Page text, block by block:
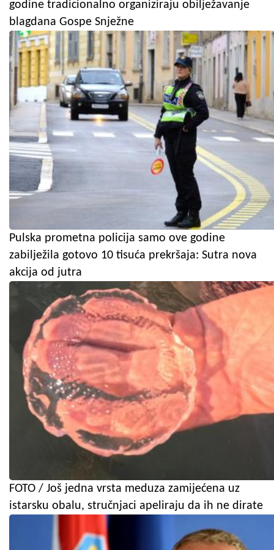
godine tradicionalno organiziraju obilježavanje
blagdana Gospe Snježne
Pulska prometna policija samo ove godine
zabilježila gotovo 10 tisuća prekršaja: Sutra nova
akcija od jutra
FOTO / Još jedna vrsta meduza zamijećena uz
istarsku obalu, stručnjaci apeliraju da ih ne dirate